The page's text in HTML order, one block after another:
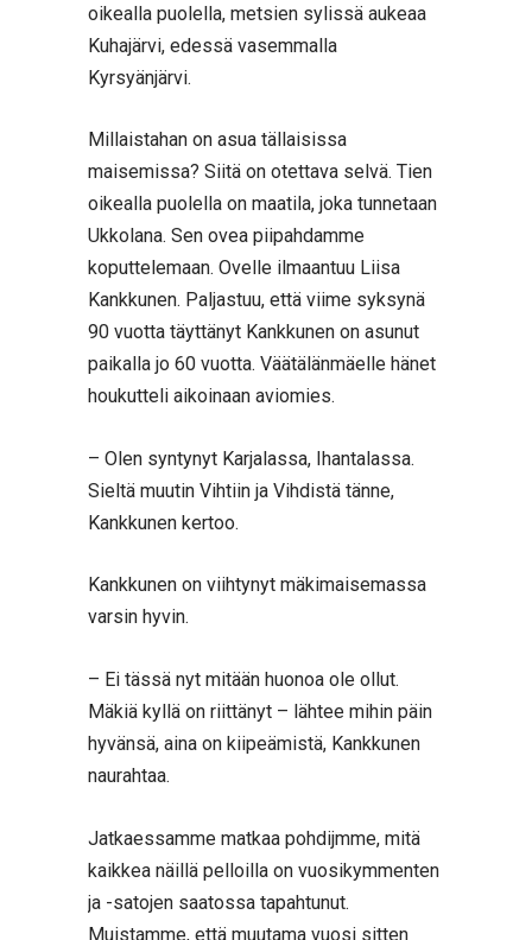
oikealla puolella, metsien sylissä aukeaa
Kuhajärvi, edessä vasemmalla
Kyrsyänjärvi.
Millaistahan on asua tällaisissa
maisemissa? Siitä on otettava selvä. Tien
oikealla puolella on maatila, joka tunnetaan
Ukkolana. Sen ovea piipahdamme
koputtelemaan. Ovelle ilmaantuu Liisa
Kankkunen. Paljastuu, että viime syksynä
90 vuotta täyttänyt Kankkunen on asunut
paikalla jo 60 vuotta. Väätälänmäelle hänet
houkutteli aikoinaan aviomies.
– Olen syntynyt Karjalassa, Ihantalassa.
Sieltä muutin Vihtiin ja Vihdistä tänne,
Kankkunen kertoo.
Kankkunen on viihtynyt mäkimaisemassa
varsin hyvin.
– Ei tässä nyt mitään huonoa ole ollut.
Mäkiä kyllä on riittänyt – lähtee mihin päin
hyvänsä, aina on kiipeämistä, Kankkunen
naurahtaa.
Jatkaessamme matkaa pohdijmme, mitä
kaikkea näillä pelloilla on vuosikymmenten
ja -satojen saatossa tapahtunut.
Muistamme, että muutama vuosi sitten